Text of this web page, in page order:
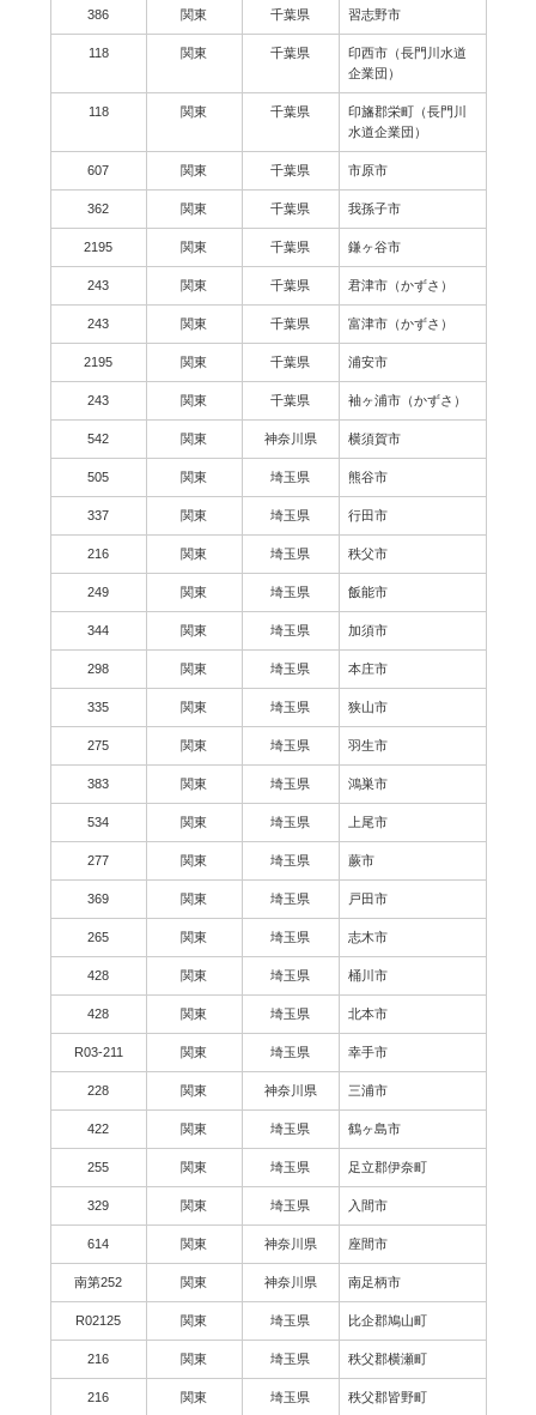
386 関東 千葉県 習志野市
118 関東 千葉県
印西市（長門川水道
企業団）
118 関東 千葉県
印旛郡栄町（長門川
水道企業団）
607 関東 千葉県 市原市
362 関東 千葉県 我孫子市
2195 関東 千葉県 鎌ヶ谷市
243 関東 千葉県 君津市（かずさ）
243 関東 千葉県 富津市（かずさ）
2195 関東 千葉県 浦安市
243 関東 千葉県 袖ヶ浦市（かずさ）
542 関東 神奈川県 横須賀市
505 関東 埼玉県 熊谷市
337 関東 埼玉県 行田市
216 関東 埼玉県 秩父市
249 関東 埼玉県 飯能市
344 関東 埼玉県 加須市
298 関東 埼玉県 本庄市
335 関東 埼玉県 狭山市
275 関東 埼玉県 羽生市
383 関東 埼玉県 鴻巣市
534 関東 埼玉県 上尾市
277 関東 埼玉県 蕨市
369 関東 埼玉県 戸田市
265 関東 埼玉県 志木市
428 関東 埼玉県 桶川市
428 関東 埼玉県 北本市
R03-211 関東 埼玉県 幸手市
228 関東 神奈川県 三浦市
422 関東 埼玉県 鶴ヶ島市
255 関東 埼玉県 足立郡伊奈町
329 関東 埼玉県 入間市
614 関東 神奈川県 座間市
南第252 関東 神奈川県 南足柄市
R02125 関東 埼玉県 比企郡鳩山町
216 関東 埼玉県 秩父郡横瀬町
216 関東 埼玉県 秩父郡皆野町